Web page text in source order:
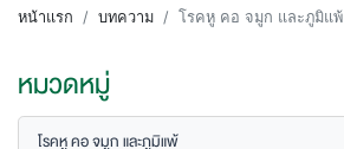
หน้าแรก บทความ โรคหู คอ จมูก และภูมิแพ้
หมวดหมู่
โรคหู คอ จมูก และภูมิแพ้